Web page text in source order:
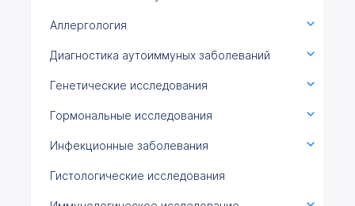
Аллергология
Диагностика аутоиммуных заболеваний
Генетические исследования
Гормональные исследования
Инфекционные заболевания
Гистологические исследования